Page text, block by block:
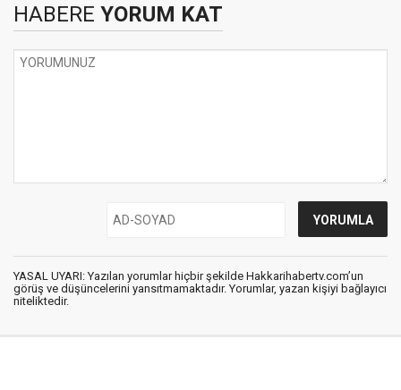
HABERE YORUM KAT
YASAL UYARI: Yazılan yorumlar hiçbir şekilde Hakkarihabertv.com’un
görüş ve düşüncelerini yansıtmamaktadır. Yorumlar, yazan kişiyi bağlayıcı
niteliktedir.